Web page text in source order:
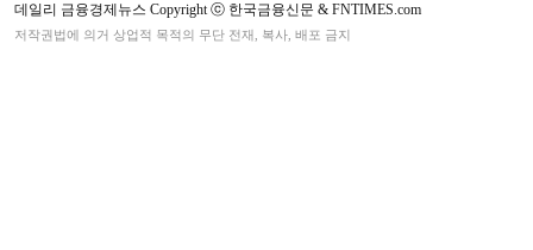
데일리 금융경제뉴스 Copyright ⓒ 한국금융신문 & FNTIMES.com
저작권법에 의거 상업적 목적의 무단 전재, 복사, 배포 금지